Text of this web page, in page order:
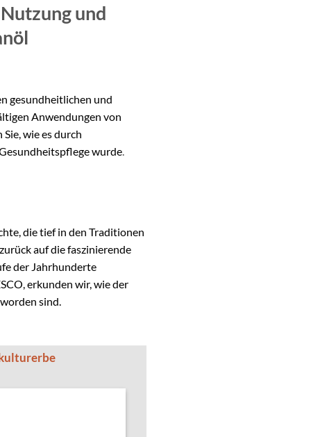
und
gesundheitlichen und
Anwendungen von
wie es durch
wurde
die tief in den Traditionen
auf die faszinierende
der Jahrhunderte
erkunden wir, wie der
sind.